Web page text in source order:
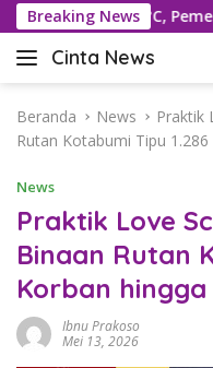
a
Breaking News
42,5°C, Pemerintah
Cinta News
C
n
t
N
e
w
s
–
a
Beranda News
Praktik
Rutan Kotabumi Tipu
News
Praktik Love
Binaan Rutan
Korban hingga
Ibnu Prakoso
Mei 13, 2026